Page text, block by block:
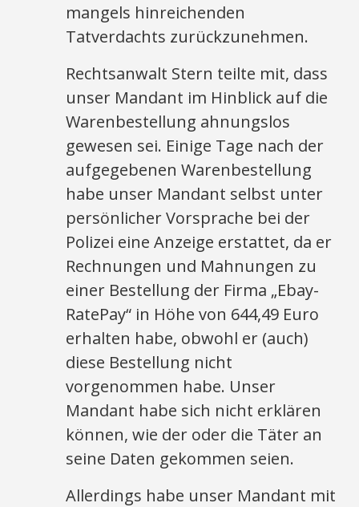
mangels hinreichenden
Tatverdachts zurückzunehmen.
Rechtsanwalt Stern teilte mit, dass
unser Mandant im Hinblick auf die
Warenbestellung ahnungslos
gewesen sei. Einige Tage nach der
aufgegebenen Warenbestellung
habe unser Mandant selbst unter
persönlicher Vorsprache bei der
Polizei eine Anzeige erstattet, da er
Rechnungen und Mahnungen zu
einer Bestellung der Firma „Ebay-
RatePay“ in Höhe von 644,49 Euro
erhalten habe, obwohl er (auch)
diese Bestellung nicht
vorgenommen habe. Unser
Mandant habe sich nicht erklären
können, wie der oder die Täter an
seine Daten gekommen seien.
Allerdings habe unser Mandant mit